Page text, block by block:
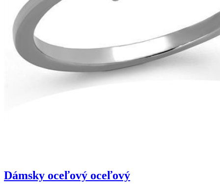
Dámsky oceľový oceľový